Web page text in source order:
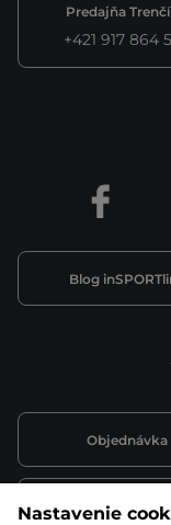
Predajňa
+421 917 864
Objednávka
Spôsob
Blog
Facebook
Nastavenie